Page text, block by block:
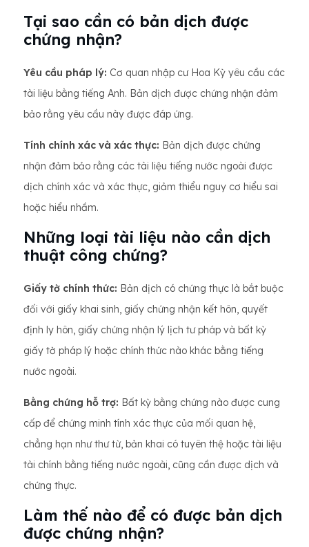
Tại sao cần có bản dịch được
chứng nhận?
Yêu cầu pháp lý: Cơ quan nhập cư Hoa Kỳ yêu cầu các
tài liệu bằng tiếng Anh. Bản dịch được chứng nhận đảm
bảo rằng yêu cầu này được đáp ứng.
Tính chính xác và xác thực: Bản dịch được chứng
nhận đảm bảo rằng các tài liệu tiếng nước ngoài được
dịch chính xác và xác thực, giảm thiểu nguy cơ hiểu sai
hoặc hiểu nhầm.
Những loại tài liệu nào cần dịch
thuật công chứng?
Giấy tờ chính thức: Bản dịch có chứng thực là bắt buộc
đối với giấy khai sinh, giấy chứng nhận kết hôn, quyết
định ly hôn, giấy chứng nhận lý lịch tư pháp và bất kỳ
giấy tờ pháp lý hoặc chính thức nào khác bằng tiếng
nước ngoài.
Bằng chứng hỗ trợ: Bất kỳ bằng chứng nào được cung
cấp để chứng minh tính xác thực của mối quan hệ,
chẳng hạn như thư từ, bản khai có tuyên thệ hoặc tài liệu
tài chính bằng tiếng nước ngoài, cũng cần được dịch và
chứng thực.
Làm thế nào để có được bản dịch
được chứng nhận?